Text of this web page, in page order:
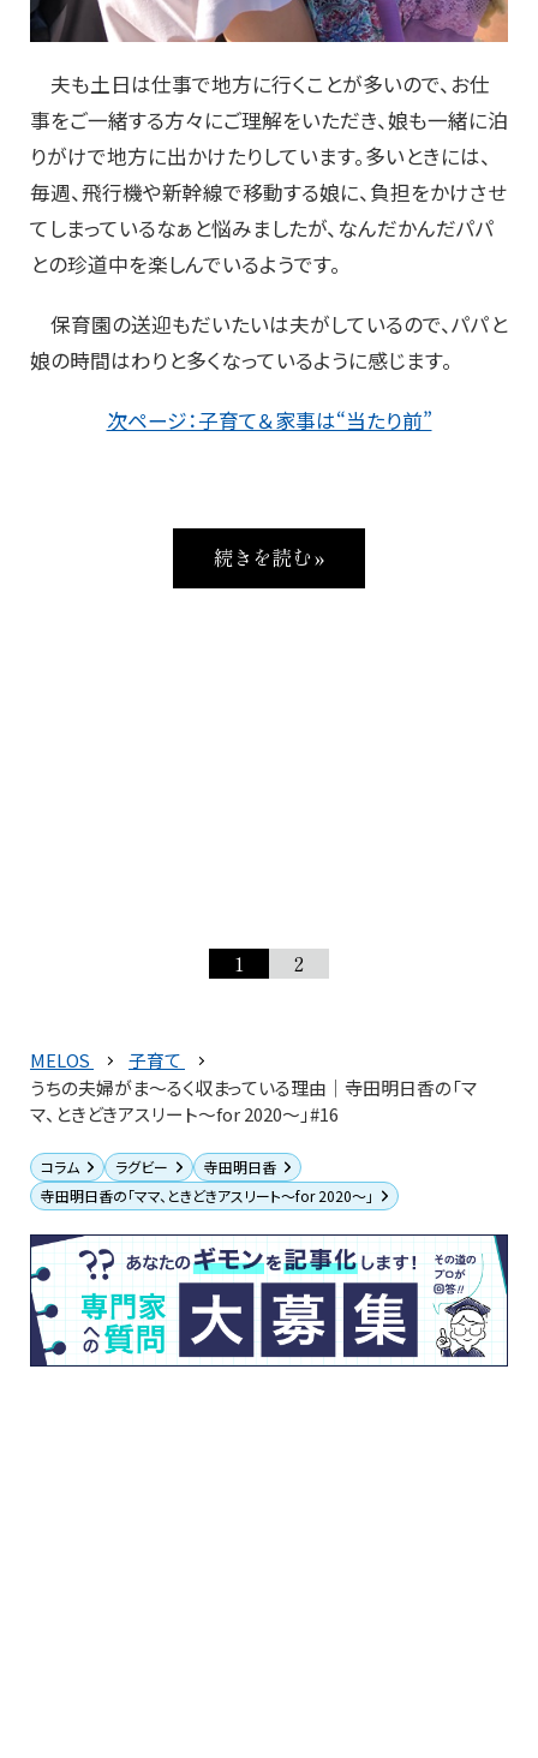
夫も土日は仕事で地方に行くことが多いので、お仕
事をご一緒する方々にご理解をいただき、娘も一緒に泊
りがけで地方に出かけたりしています。多いときには、
毎週、飛行機や新幹線で移動する娘に、負担をかけさせ
てしまっているなぁと悩みましたが、なんだかんだパパ
との珍道中を楽しんでいるようです。
保育園の送迎もだいたいは夫がしているので、パパと
娘の時間はわりと多くなっているように感じます。
次ページ：子育て＆家事は“当たり前”
続きを読む »
1 2
MELOS
子育て
うちの夫婦がま〜るく収まっている理由│寺田明日香の「マ
マ、ときどきアスリート～for 2020～」#16
コラム ラグビー
寺田明日香
寺田明日香の「ママ、ときどきアスリート〜for 2020〜」